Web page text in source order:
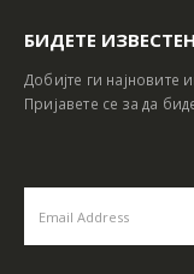
БИДЕТЕ
Добијте ги
Пријавете се за да